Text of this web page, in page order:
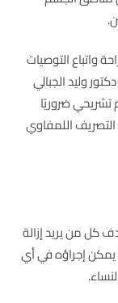
واتباع التوصيات
وليد الجبالي
ضروريًا
التصريف اللمفاوي
من يريد إزالة
إجراؤه في أي